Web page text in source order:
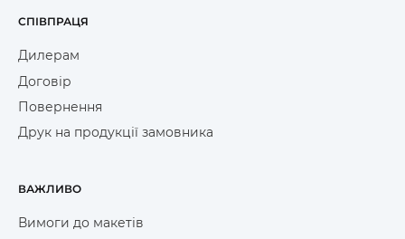
СПІВПРАЦЯ
Дилерам
Договір
Повернення
Друк на продукції замовника
ВАЖЛИВО
Вимоги до макетів